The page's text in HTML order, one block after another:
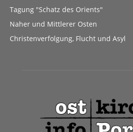
Tagung "Schatz des Orients"
Naher und Mittlerer Osten
Christenverfolgung, Flucht und Asyl